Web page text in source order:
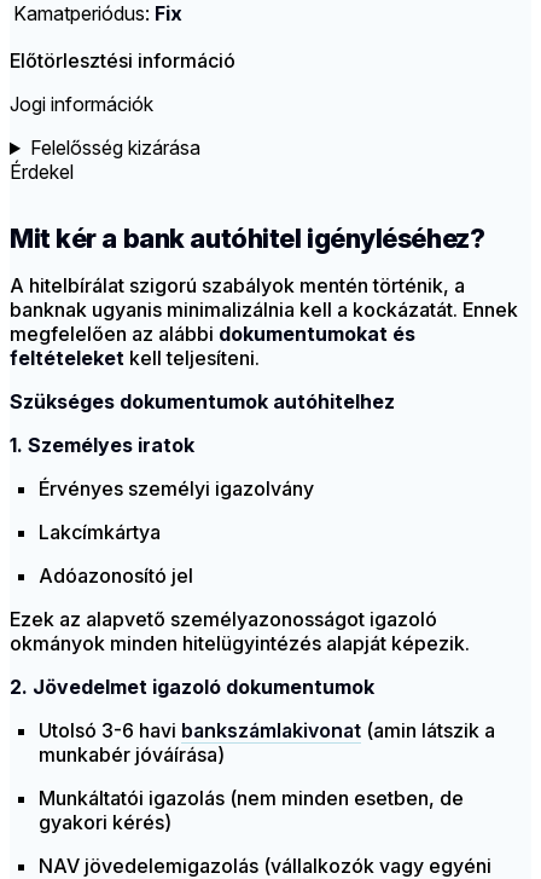
Kamatperiódus: Fix
Előtörlesztési információ
Jogi információk
Felelősség kizárása
Érdekel
Mit kér a bank autóhitel igényléséhez?
A hitelbírálat szigorú szabályok mentén történik, a
banknak ugyanis minimalizálnia kell a kockázatát. Ennek
megfelelően az alábbi dokumentumokat és
feltételeket kell teljesíteni.
Szükséges dokumentumok autóhitelhez
1. Személyes iratok
Érvényes személyi igazolvány
Lakcímkártya
Adóazonosító jel
Ezek az alapvető személyazonosságot igazoló
okmányok minden hitelügyintézés alapját képezik.
2. Jövedelmet igazoló dokumentumok
Utolsó 3-6 havi bankszámlakivonat (amin látszik a
munkabér jóváírása)
Munkáltatói igazolás (nem minden esetben, de
gyakori kérés)
NAV jövedelemigazolás (vállalkozók vagy egyéni